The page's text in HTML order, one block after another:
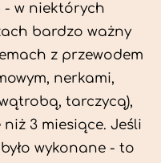
- w niektórych
bardzo ważny
z przewodem
nerkami,
tarczycą),
3 miesiące. Jeśli
wykonane - to